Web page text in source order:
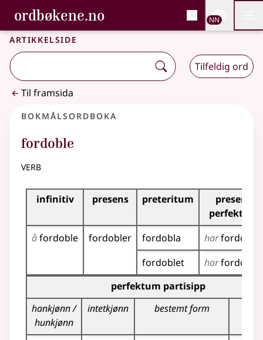
Gå til hovudinnhald
Tilgjenge
ordbøkene.no, Bokmålsordboka og
Bokmålsordboka og Nynorskordboka
NN
Artikkelside
Tilfeldig ord
Til framsida
Bokmålsordboka
fordoble
verb
Bøyingstabell for dette verbet
infinitiv presens preteritum
presens
perfektum
åfordoble fordobler fordobla harfordobla
fordoblet
harfordoblet
Bøyingstabell for dette verbet (partisippformer)
perfektum partisipp
hankjønn /
hunkjønn
intetkjønn bestemt form